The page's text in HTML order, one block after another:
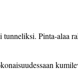
Pinta-alaa